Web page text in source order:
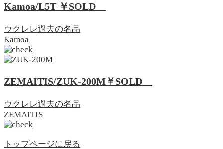
Kamoa/L5T ￥SOLD
ウクレレ過去の名品
Kamoa
ZEMAITIS/ZUK-200M￥SOLD
ウクレレ過去の名品
ZEMAITIS
トップページに戻る